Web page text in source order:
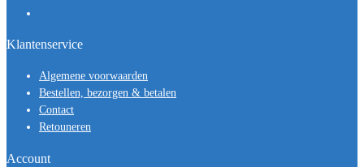
Klantenservice
Algemene voorwaarden
Bestellen, bezorgen & betalen
Contact
Retouneren
Account